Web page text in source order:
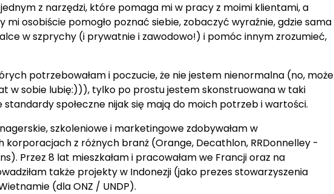
z narzędzi, które pomaga mi w pracy z moimi klientami, a
mi osobiście pomogło poznać siebie, zobaczyć wyraźnie, gdzie sama
w szprychy (i prywatnie i zawodowo!) i pomóc innym zrozumieć,
potrzebowałam i poczucie, że nie jestem nienormalna (no, może
w sobie lubię:))), tylko po prostu jestem skonstruowana w taki
standardy społeczne nijak się mają do moich potrzeb i wartości.
szkoleniowe i marketingowe zdobywałam w
korporacjach z różnych branż (Orange, Decathlon, RRDonnelley -
Przez 8 lat mieszkałam i pracowałam we Francji oraz na
także projekty w Indonezji (jako prezes stowarzyszenia
(dla ONZ / UNDP).